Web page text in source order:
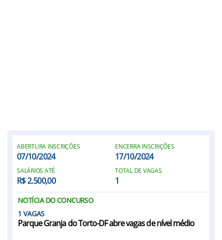
ABERTURA INSCRIÇÕES
07/10/2024
ENCERRA INSCRIÇÕES
17/10/2024
SALÁRIOS ATÉ
R$ 2.500,00
TOTAL DE VAGAS
1
NOTÍCIA DO CONCURSO
1
Parque Granja do Torto-DF abre vagas de nível médio